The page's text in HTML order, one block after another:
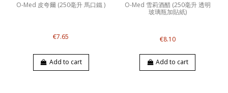
O-Med 皮夸爾 (250毫升 馬口鐵 )
€7.65
Add to cart
O-Med 雪莉酒醋 (250毫升 透明
玻璃瓶加貼紙)
€8.10
Add to cart